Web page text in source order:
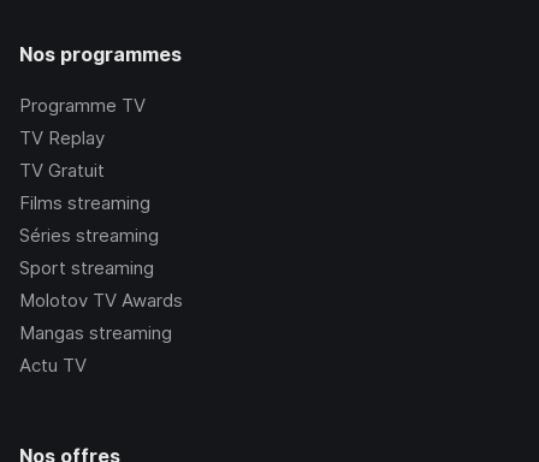
Nos programmes
Programme TV
TV Replay
TV Gratuit
Films streaming
Séries streaming
Sport streaming
Molotov TV Awards
Mangas streaming
Actu TV
Nos offres